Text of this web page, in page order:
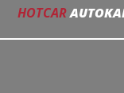
HOTCAR